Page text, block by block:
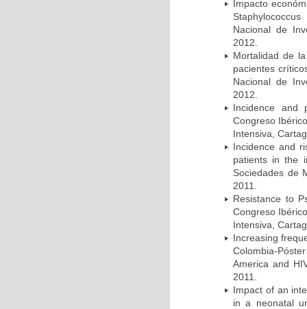
Impacto
Nacional de
2012.
Mortalidad de
pacientes
Nacional de
2012.
Incidence and
Congreso
Intensiva,
Incidence and
patients in the
Sociedades de
2011.
Resistance to
Congreso
Intensiva,
Increasing
Colombia-
America and
2011.
Impact of an
in a neonatal